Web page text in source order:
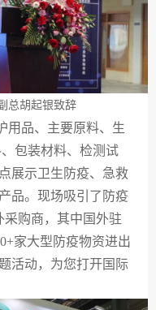
总胡起银致辞
用品、主要原料、生
包装材料、检测试
展示卫生防疫、急救
品。现场吸引了防疫
采购商，其中国外驻
家大型防疫物资进出
活动，为您打开国际